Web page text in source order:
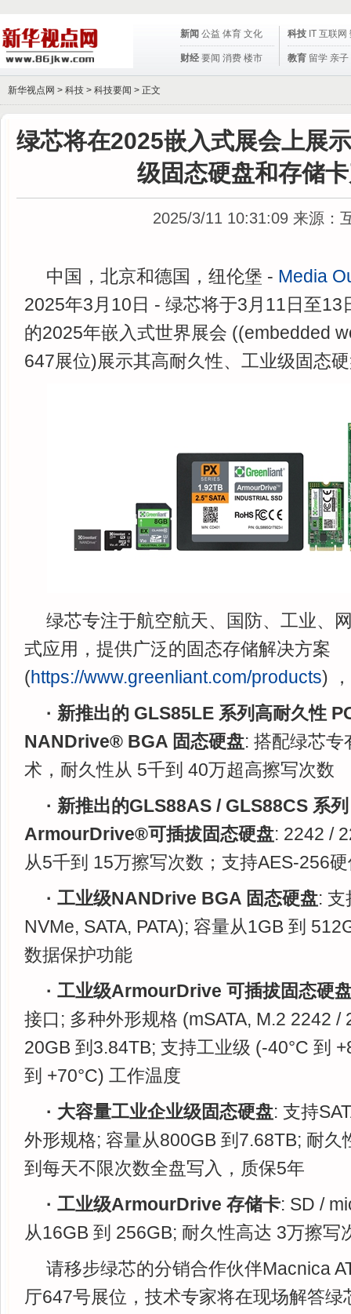
新闻 公益 体育 文化
财经 要闻 消费 楼市
科技 IT 互联网
教育 留学 亲子
新华视点网 > 科技 > 科技要闻 > 正文
绿芯将在2025嵌入式展会上展
级固态硬盘和存储
2025/3/11 10:31:09 来源：
中国，北京和德国，纽伦堡 - Media
2025年3月10日 - 绿芯将于3月11日至13
的2025年嵌入式世界展会 ((embedded
647展位)展示其高耐久性、工业级固态
绿芯专注于航空航天、国防、工业、
式应用，提供广泛的固态存储解决方案
(https://www.greenliant.com/products)
· 新推出的 GLS85LE 系列高耐久性
NANDrive® BGA 固态硬盘: 搭配绿芯
术，耐久性从 5千到 40万超高擦写次数
· 新推出的GLS88AS / GLS88CS 系
ArmourDrive®可插拔固态硬盘: 2242 /
从5千到 15万擦写次数；支持AES-256
· 工业级NANDrive BGA 固态硬盘:
NVMe, SATA, PATA); 容量从1GB 到
数据保护功能
· 工业级ArmourDrive 可插拔固态硬
接口; 多种外形规格 (mSATA, M.2 2242 /
20GB 到3.84TB; 支持工业级 (-40°C 到
到 +70°C) 工作温度
· 大容量工业企业级固态硬盘: 支持
外形规格; 容量从800GB 到7.68TB; 耐久
到每天不限次数全盘写入，质保5年
· 工业级ArmourDrive 存储卡: SD /
从16GB 到 256GB; 耐久性高达 3万擦写
请移步绿芯的分销合作伙伴Macnica
厅647号展位，技术专家将在现场解答绿